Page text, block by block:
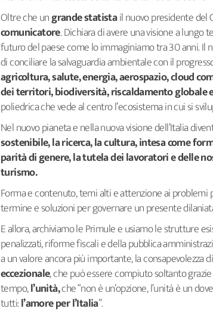
Oltre che ungrande statistail nuovo presidente del
comunicatore. Dichiara di avere una visione a lungo
futuro del paese come lo immaginiamo tra 30 anni. Il
di conciliare la salvaguardia ambientale con il
agricoltura, salute, energia, aerospazio, cloud
dei territori, biodiversità, riscaldamento globale
poliedrica che vede al centro l’ecosistema in cui si
Nel nuovo pianeta e nella nuova visione dell’Italia
sostenibile, la ricerca, la cultura, intesa come
parità di genere, la tutela dei lavoratori e delle
turismo.
Forma e contenuto, temi alti e attenzione ai problemi
termine e soluzioni per governare un presente
E allora, archiviamo le Primule e usiamo le strutture
penalizzati, riforme fiscali e della pubblica
a un valore ancora più importante, la consapevolezza
eccezionale, che può essere compiuto soltanto
tempo,l’unità,che “non è un’opzione, l’unità è un
tutti:l’amore per l’Italia”.